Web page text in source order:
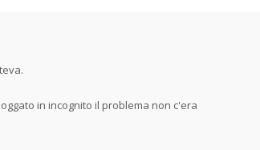
in incognito il problema non c'era